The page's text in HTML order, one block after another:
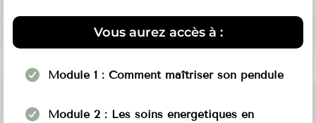
Vous aurez accès à :
Module 1 : Comment maîtriser son pendule
Module 2 : Les soins énergétiques en